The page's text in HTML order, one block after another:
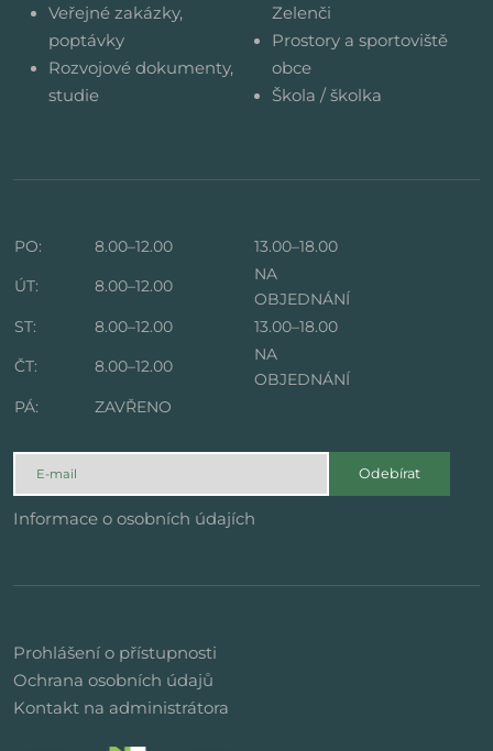
Veřejné zakázky,
poptávky
Rozvojové dokumenty,
studie
Zelenči
Prostory a sportoviště
obce
Škola / školka
PO: 8.00–12.00
13.00–18.00
ÚT:
8.00–12.00
NA
OBJEDNÁNÍ
ST:
8.00–12.00
13.00–18.00
ČT:
8.00–12.00
NA
OBJEDNÁNÍ
PÁ:
ZAVŘENO
Odebírat
Informace o osobních údajích
Prohlášení o přístupnosti
Ochrana osobních údajů
Kontakt na administrátora